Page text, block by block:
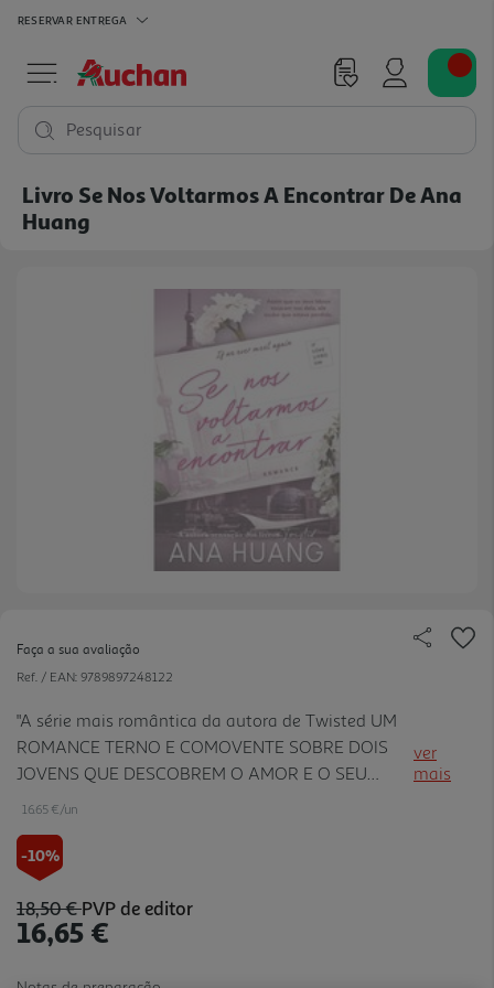
RESERVAR ENTREGA
Pesquisar
Livro Se Nos Voltarmos A Encontrar De Ana
Huang
Faça a sua avaliação
Ref. / EAN: 9789897248122
"A série mais romântica da autora de Twisted UM
ROMANCE TERNO E COMOVENTE SOBRE DOIS
JOVENS QUE DESCOBREM O AMOR E O SEU
PODER DEVASTADOR Farrah Lin vai apaixonar-se
estrangeiro. Ela tem a certeza disso. O único
problema? O possível candidato namora com a sua
nova amiga. Não há nada pior do que se apaixonar
por alguém que não se pode ter... Mas, então,
ver
mais
16.65 €/un
-10%
18,50 €PVP de editor
16,65 €